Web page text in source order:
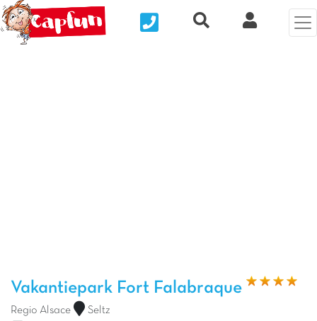
Nous contacterRecherche rapide
Mijn Clix
Vakantiepark Fort Falabraque
Regio Alsace
Seltz